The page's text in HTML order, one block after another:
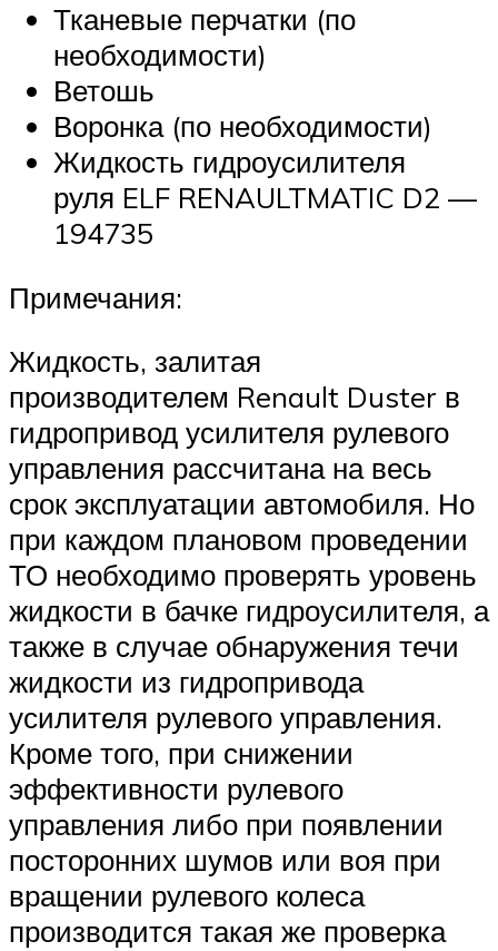
Тканевые перчатки (по
необходимости)
Ветошь
Воронка (по необходимости)
Жидкость гидроусилителя
руля ELF RENAULTMATIC D2 —
194735
Примечания:
Жидкость, залитая
производителем Renault Duster в
гидропривод усилителя рулевого
управления рассчитана на весь
срок эксплуатации автомобиля. Но
при каждом плановом проведении
ТО необходимо проверять уровень
жидкости в бачке гидроусилителя, а
также в случае обнаружения течи
жидкости из гидропривода
усилителя рулевого управления.
Кроме того, при снижении
эффективности рулевого
управления либо при появлении
посторонних шумов или воя при
вращении рулевого колеса
производится такая же проверка